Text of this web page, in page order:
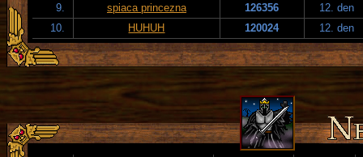
9.
spiaca princezna 126356
12. den
10.
HUHUH 120024 12. den